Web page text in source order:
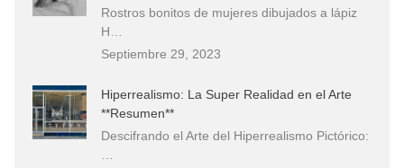
Rostros bonitos de mujeres dibujados a lápiz
H…
Septiembre 29, 2023
Hiperrealismo: La Super Realidad en el Arte
**Resumen**
Descifrando el Arte del Hiperrealismo Pictórico: